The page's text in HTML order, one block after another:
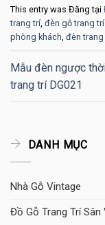
This entry was Đăng tại
trang trí, đèn gỗ trang
phòng khách, đèn
Mẫu đèn ngược
trang trí DG021
DANH MỤC
Nhà Gỗ Vintage
Đồ Gỗ Trang Trí Sân